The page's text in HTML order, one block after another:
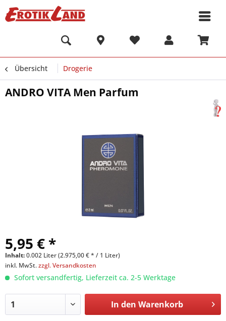
Übersicht Drogerie
ANDRO VITA Men Parfum
5,95 € *
Inhalt:0.002 Liter (2.975,00 € * / 1 Liter)
inkl. MwSt.zzgl. Versandkosten
Sofort versandfertig, Lieferzeit ca. 2-5 Werktage
In den Warenkorb